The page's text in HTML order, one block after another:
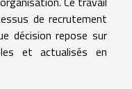
de recrutement
décision repose sur
et actualisés en